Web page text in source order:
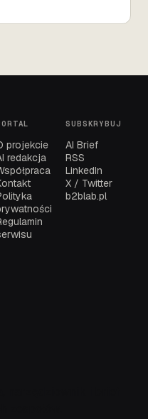
projekcie
redakcja
SUBSKRYBUJ
AI Brief
RSS
LinkedIn
X / Twitter
b2blab.pl